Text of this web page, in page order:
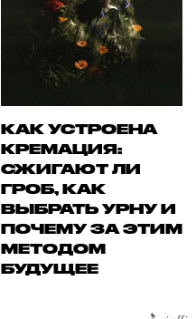
КАК УСТРОЕНА
КРЕМАЦИЯ:
СЖИГАЮТ ЛИ
ГРОБ, КАК
ВЫБРАТЬ УРНУ И
ПОЧЕМУ ЗА ЭТИМ
МЕТОДОМ
БУДУЩЕЕ